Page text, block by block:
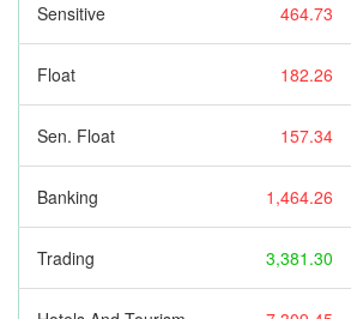
Sensitive 464.73
Float 182.26
Sen. Float 157.34
Banking 1,464.26
Trading 3,381.30